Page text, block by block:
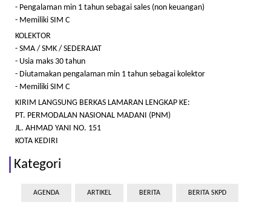
- Pengalaman min 1 tahun sebagai sales (non keuangan)
- Memiliki SIM C
KOLEKTOR
- SMA / SMK / SEDERAJAT
- Usia maks 30 tahun
- Diutamakan pengalaman min 1 tahun sebagai kolektor
- Memiliki SIM C
KIRIM LANGSUNG BERKAS LAMARAN LENGKAP KE:
PT. PERMODALAN NASIONAL MADANI (PNM)
JL. AHMAD YANI NO. 151
KOTA KEDIRI
Kategori
AGENDA ARTIKEL BERITA BERITA SKPD